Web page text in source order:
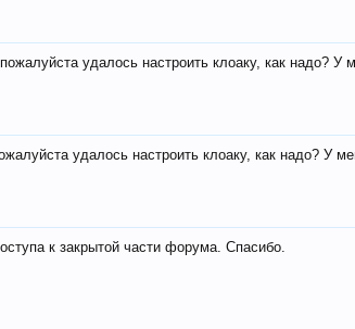
удалось настроить клоаку, как надо?
удалось настроить клоаку, как надо? У
к закрытой части форума. Спасибо.